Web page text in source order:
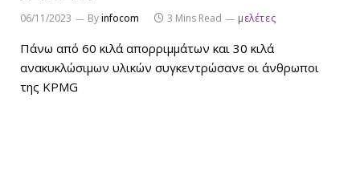
06/11/2023 Byinfocom 3 Mins Read μελέτες
Πάνω από 60 κιλά απορριμμάτων και 30 κιλά
ανακυκλώσιμων υλικών συγκεντρώσανε οι άνθρωποι
της KPMG